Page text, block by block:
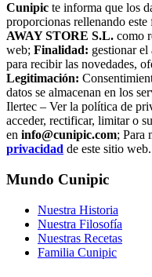
Cunipic te informa que los
proporcionas rellenando
AWAY STORE S.L. como
web; Finalidad: gestionar
para recibir las novedades,
Legitimación:
datos se almacenan en los
Ilertec – Ver la política de
acceder, rectificar, limitar o
en info@cunipic.com; Para
privacidad de este sitio web.
Mundo Cunipic
Nuestra Historia
Nuestra Filosofía
Nuestras Recetas
Familia Cunipic